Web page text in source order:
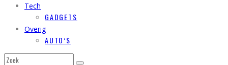
Tech
GADGETS
Overig
AUTO’S